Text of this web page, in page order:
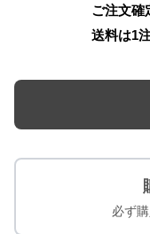
ご注文確
送料は1
必ず